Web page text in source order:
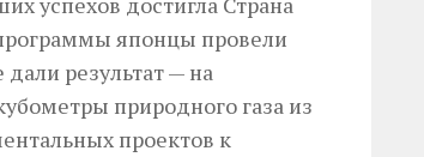
японцы провели
результат — на
природного газа из
проектов к